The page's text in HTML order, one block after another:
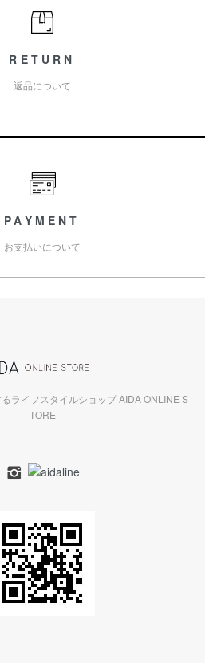
RETURN
返品について
PAYMENT
お支払いについて
ライフスタイルショップ AIDA ONLINE S
TORE